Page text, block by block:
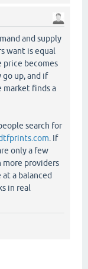
and supply
want is equal
price becomes
go up, and if
market finds a
search for
. If
only a few
more providers
a balanced
in real